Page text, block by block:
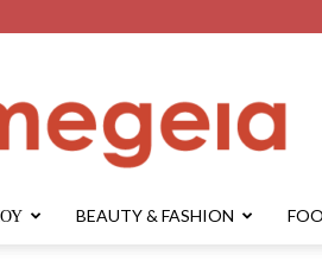
BEAUTY & FASHION